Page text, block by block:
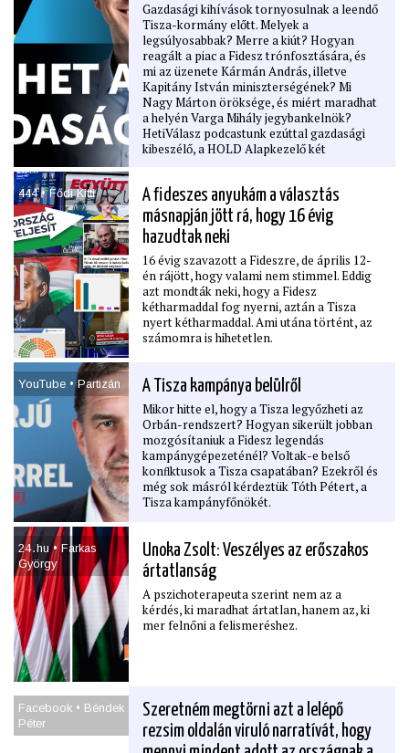
Gazdasági kihívások tornyosulnak a leendő
Tisza-kormány előtt. Melyek a
legsúlyosabbak? Merre a kiút? Hogyan
reagált a piac a Fidesz trónfosztására, és
mi az üzenete Kármán András, illetve
Kapitány István miniszterségének? Mi
Nagy Márton öröksége, és miért maradhat
a helyén Varga Mihály jegybankelnök?
HetiVálasz podcastunk ezúttal gazdasági
kibeszélő, a HOLD Alapkezelő két
befektetési igazgatóval. A műsorvezető
Vörös Szabolcs.
444 • Fődi Kitti
A ﬁdeszes anyukám a választás
másnapján jött rá, hogy 16 évig
hazudtak neki
16 évig szavazott a Fideszre, de április 12-
én rájött, hogy valami nem stimmel. Eddig
azt mondták neki, hogy a Fidesz
kétharmaddal fog nyerni, aztán a Tisza
nyert kétharmaddal. Ami utána történt, az
számomra is hihetetlen.
YouTube • Partizán A Tisza kampánya belülről
Mikor hitte el, hogy a Tisza legyőzheti az
Orbán-rendszert? Hogyan sikerült jobban
mozgósítaniuk a Fidesz legendás
kampánygépezeténél? Voltak-e belső
konﬂktusok a Tisza csapatában? Ezekről és
még sok másról kérdeztük Tóth Pétert, a
Tisza kampányfőnökét.
24․hu • Farkas
György
Unoka Zsolt: Veszélyes az erőszakos
ártatlanság
A pszichoterapeuta szerint nem az a
kérdés, ki maradhat ártatlan, hanem az, ki
mer felnőni a felismeréshez.
Facebook • Béndek
Péter
Szeretném megtörni azt a lelépő
rezsim oldalán viruló narratívát, hogy